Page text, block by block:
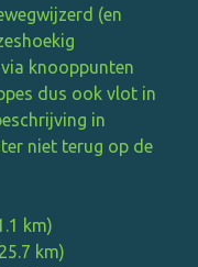
(en
knooppunten
dus ook vlot in
in
niet terug op de
km)
km)